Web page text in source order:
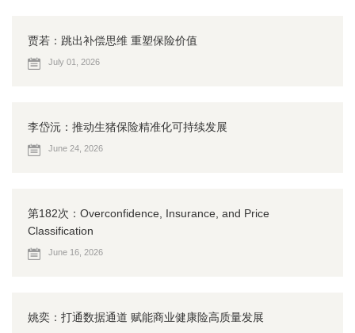
贾若：跳出补偿思维 重塑保险价值
July 01, 2026
李岱沅：推动生猪保险精准化可持续发展
June 24, 2026
第182次：Overconfidence, Insurance, and Price
Classification
June 16, 2026
姚奕：打通数据通道 赋能商业健康险高质量发展